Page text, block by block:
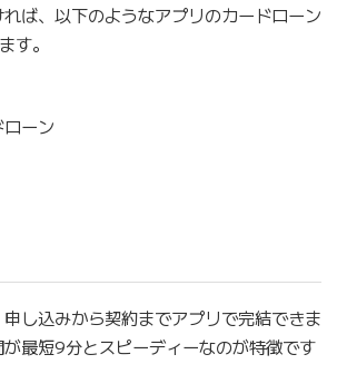
ば、以下のようなアプリのカードローン
す。
ーン
し込みから契約までアプリで完結できま
最短9分とスピーディーなのが特徴です